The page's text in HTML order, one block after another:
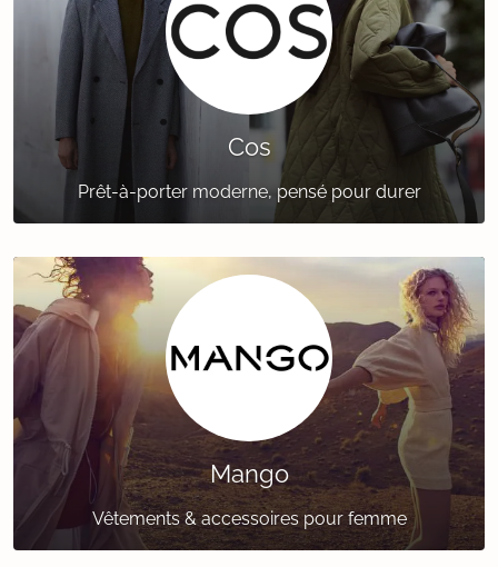
Cos
Prêt-à-porter moderne, pensé pour durer
Mango
Vêtements & accessoires pour femme